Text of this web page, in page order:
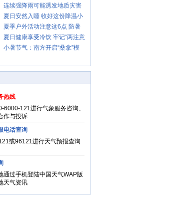
示请收好
连续强降雨可能诱发地质灾害
这些前兆要知道
夏日安然入睡 收好这份降温小
贴士
夏季户外活动注意这6点 防暑
健身两不误
夏日健康享受冷饮 牢记“两注意
一控制”
小暑节气：南方开启“桑拿”模
热线
6000-121进行气象服务咨询、
作与投诉
电话查询
或96121进行天气预报查询
通过手机登陆中国天气WAP版
天气资讯